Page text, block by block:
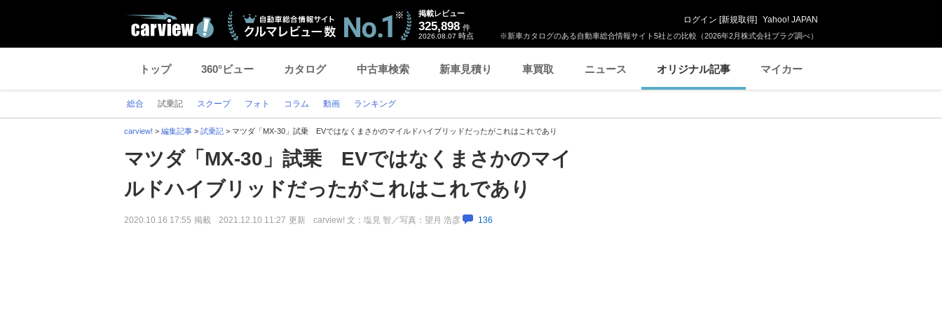
※新車カタログのある自動車総合情報サイト5社との比較（2026年2月株式会社プラグ調べ）
掲載レビュー
325,898 件
2026.08.07 時点
ログイン [新規取得] Yahoo! JAPAN
トップ 360°ビュー カタログ 中古車検索 新車見積り 車買取 ニュース オリジナル記事 マイカー
総合 試乗記 スクープ フォト コラム 動画 ランキング
carview! > 編集記事 > 試乗記 > マツダ「MX-30」試乗 EVではなくまさかのマイルドハイブリッドだったがこれはこれであり
マツダ「MX-30」試乗 EVではなくまさかのマイ
ルドハイブリッドだったがこれはこれであり
2020.10.16 17:55 掲載 2021.12.10 11:27 更新 carview! 文：塩見 智／写真：望月 浩彦 136